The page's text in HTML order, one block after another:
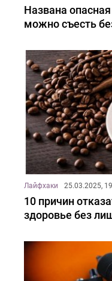
Названа
можно съесть
Лайфхаки 25.03.2025,
10 причин
здоровье без